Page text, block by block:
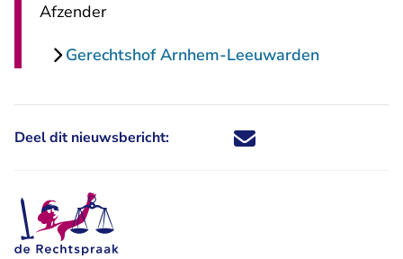
Afzender
Gerechtshof Arnhem-Leeuwarden
Deel dit nieuwsbericht: Deel dit nieuwsbericht via X -
Deel dit nieuwsbericht via
Deel dit nieuwsbericht
Deel dit